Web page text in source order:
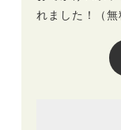
れました！（無